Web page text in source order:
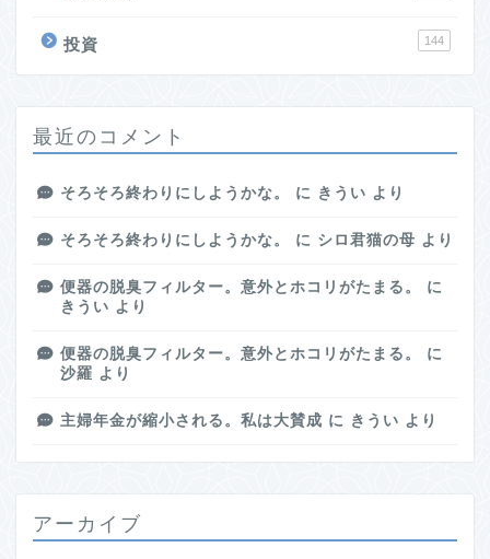
投資 144
最近のコメント
そろそろ終わりにしようかな。 に きうい より
そろそろ終わりにしようかな。 に シロ君猫の母 より
便器の脱臭フィルター。意外とホコリがたまる。
に
きうい より
便器の脱臭フィルター。意外とホコリがたまる。
に
沙羅 より
主婦年金が縮小される。私は大賛成 に きうい より
アーカイブ